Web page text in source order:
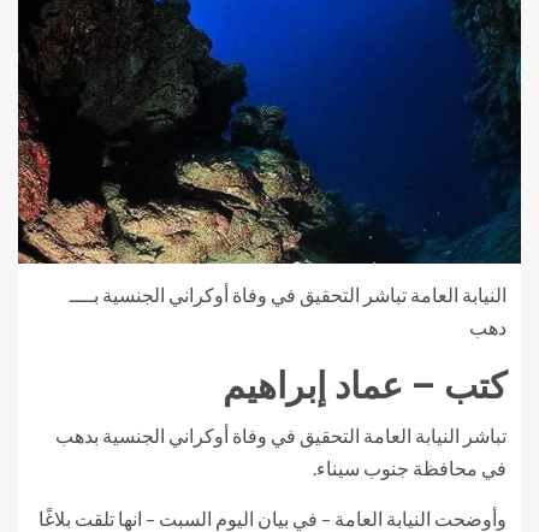
النيابة العامة تباشر التحقيق في وفاة أوكراني الجنسية بــــ
دهب
كتب – عماد إبراهيم
تباشر النيابة العامة التحقيق في وفاة أوكراني الجنسية بدهب
في محافظة جنوب سيناء.
وأوضحت النيابة العامة – في بيان اليوم السبت – انها تلقت بلاغًا